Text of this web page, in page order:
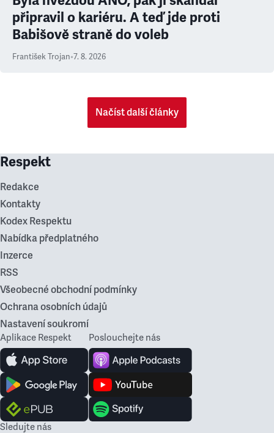
připravil o kariéru. A teď jde proti
Babišově straně do voleb
František Trojan•7. 8. 2026
Načíst další články
Respekt
Redakce
Kontakty
Kodex Respektu
Nabídka předplatného
Inzerce
RSS
Všeobecné obchodní podmínky
Ochrana osobních údajů
Nastavení soukromí
Aplikace Respekt Poslouchejte nás
Sledujte nás